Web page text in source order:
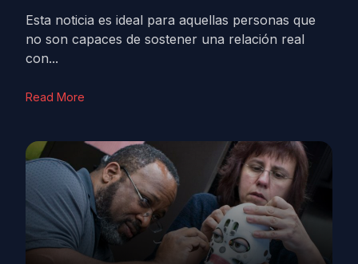
Esta noticia es ideal para aquellas personas que
no son capaces de sostener una relación real
con...
Read More